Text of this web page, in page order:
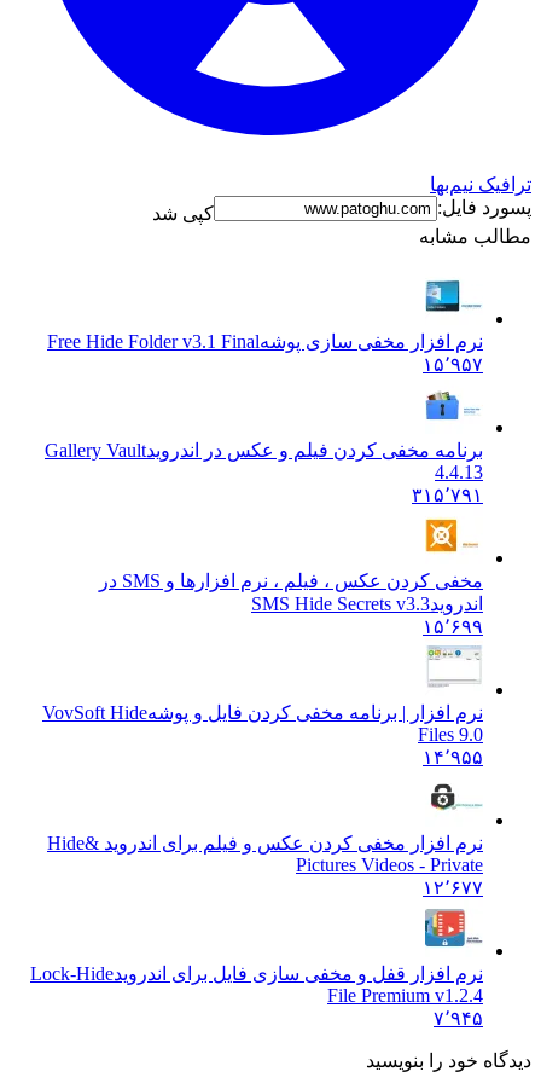
نیم‌بها
فایل:
کپی شد
مشابه
نرم افزار مخفی سازی پوشهFree Hide Folder v3.1 Final
۱۵٬۹۵۷
برنامه مخفی کردن فیلم و عکس در اندروید Gallery Vault
۳۱۵٬۷۹۱
مخفی کردن عکس ، فیلم ، نرم افزارها و SMS در
SMS Hide Secrets v3.3
۱۵٬۶۹۹
نرم افزار | برنامه مخفی کردن فایل و پوشهVovSoft Hide
Files 9.0
۱۴٬۹۵۵
نرم افزار مخفی کردن عکس و فیلم برای اندروید & Hide
Pictures Videos - Private
۱۲٬۶۷۷
نرم افزار قفل و مخفی سازی فایل برای اندروید Lock-Hide
File Premium v1.2.4
خود را بنویسید